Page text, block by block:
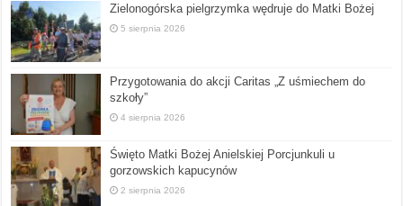
Zielonogórska pielgrzymka wędruje do Matki Bożej
5 sierpnia 2026
Przygotowania do akcji Caritas „Z uśmiechem do
szkoły”
4 sierpnia 2026
Święto Matki Bożej Anielskiej Porcjunkuli u
gorzowskich kapucynów
2 sierpnia 2026